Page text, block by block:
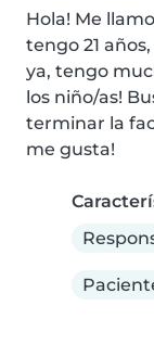
Hola! Me
tengo 21
ya, tengo
los niño/as!
terminar la
me gusta!